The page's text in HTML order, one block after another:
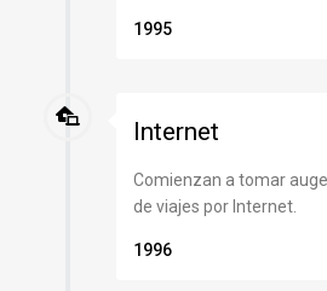
1995
Internet
Comienzan a tomar
de viajes por Internet.
1996